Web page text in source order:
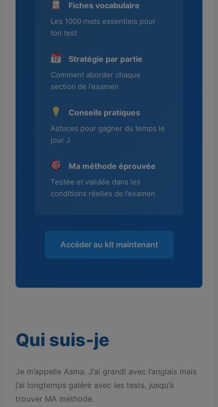
Fiches vocabulaire
Les 1000 mots essentiels pour
ton test
Stratégie par partie
Comment aborder chaque
section de l’examen
Conseils pratiques
Astuces pour gagner du temps le
jour J
Ma méthode éprouvée
Testée et validée dans les
conditions réelles de l’examen
Accéder au kit maintenant
Qui suis-je
Je m’appelle Asma. J’ai grandi avec l’anglais mais
j’ai longtemps galéré avec les tests, jusqu’à
trouver MA méthode.